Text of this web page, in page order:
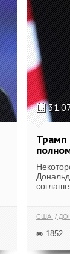
Трамп
США
1852